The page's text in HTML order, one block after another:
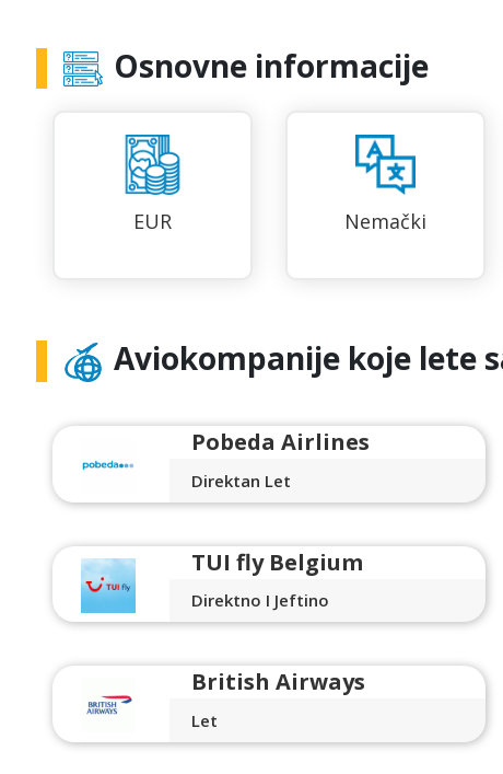
Osnovne informacije
EUR Nemački
Aviokompanije koje lete
Pobeda Airlines
Direktan Let
TUI fly Belgium
Direktno I Jeftino
British Airways
Let